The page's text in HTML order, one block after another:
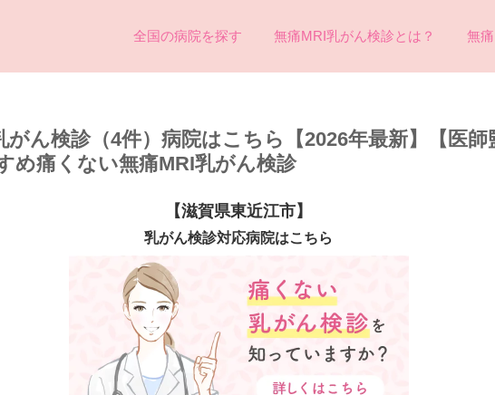
全国の病院を探す 無痛MRI乳がん検診とは？ 無
ん検診（4件）病院はこちら【2026年最新】【医師
め痛くない無痛MRI乳がん検診
【滋賀県東近江市】
乳がん検診対応病院はこちら